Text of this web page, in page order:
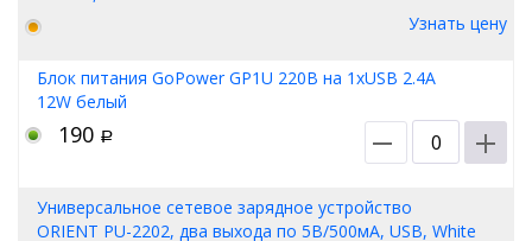
Узнать цену
Блок питания GoPower GP1U 220В на 1xUSB 2.4A
12W белый
190 Р
Универсальное сетевое зарядное устройство
ORIENT PU-2202, два выхода по 5В/500мА, USB, White